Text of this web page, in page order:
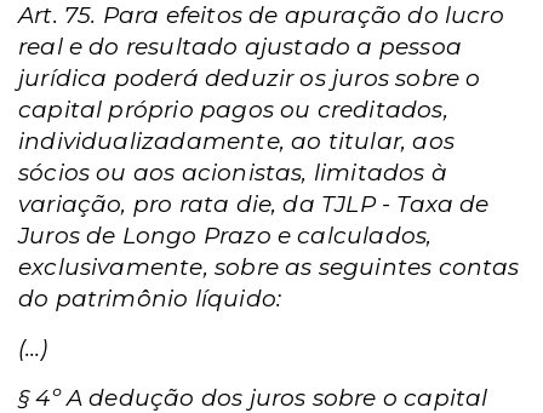
Art. 75. Para efeitos de apuração do lucro
real e do resultado ajustado a pessoa
jurídica poderá deduzir os juros sobre o
capital próprio pagos ou creditados,
individualizadamente, ao titular, aos
sócios ou aos acionistas, limitados à
variação, pro rata die, da TJLP - Taxa de
Juros de Longo Prazo e calculados,
exclusivamente, sobre as seguintes contas
do patrimônio líquido:
(…)
§ 4º A dedução dos juros sobre o capital